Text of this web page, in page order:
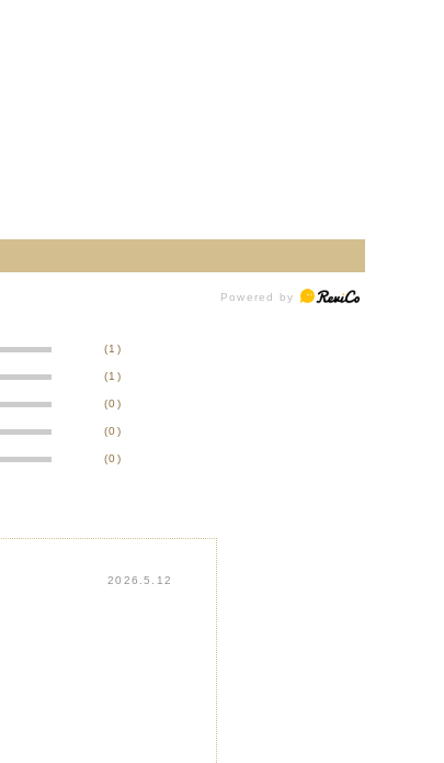
(1)
(1)
(0)
(0)
(0)
2026.5.12